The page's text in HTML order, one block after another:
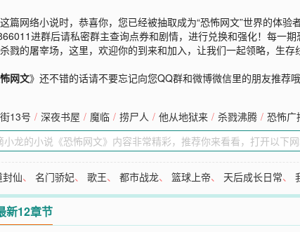
这篇网络小说时，恭喜你，您已经被抽取成为“恐怖网文”世界
进群后请私密群主查询点券和剧情，进行兑换和强化！每一
戮的屠宰场，这里，欢迎你的到来和加入，让我们一起领略，生
网文》还不错的话请不要忘记向您QQ群和微博微信里的朋友推荐哦
13号 / 深夜书屋 / 魔临 / 捞尸人 / 他从地狱来 / 杀戮沸腾 / 恐怖广
封仙、 名门骄妃、歌王、都市战龙、篮球上帝、 天后成长日常、
新12章节